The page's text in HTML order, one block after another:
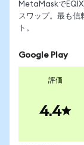
MetaMaskで
スワップ。最も信
ト。
Google Play
評価
4.4